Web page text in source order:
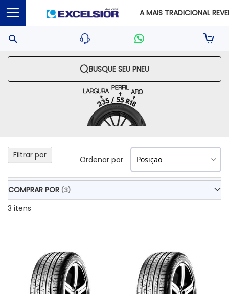
A MAIS TRADICIONAL
Sua
BUSQUE SEU PNEU
3 itens
Ordenar por
Filtrar por
COMPRAR POR